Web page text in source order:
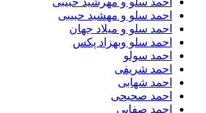
احمد سلو و مهشید حبیبی
احمد سلو و میلاد جهان
احمد سلو وبهزاد پکس
احمد سولو
احمد شریفی
احمد شهابی
احمد صحیحی
احمد صفایی